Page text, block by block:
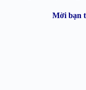
Mời bạn